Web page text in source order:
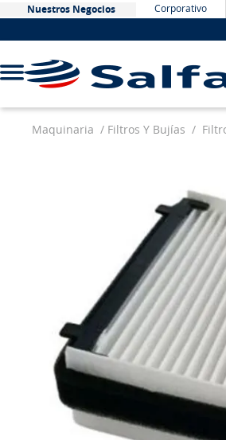
Nuestros Negocios Corporativo
Maquinaria Filtros Y Bujías
chevrolet
jockey
john deere
8.
aceite
neumáticos 235